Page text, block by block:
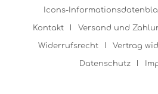
Icons-
Kontakt Versand und
Widerrufsrecht Vertrag
Datenschutz